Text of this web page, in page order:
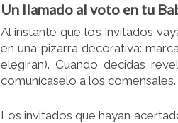
Un llamado al voto en tu
Al instante que los invitados
en una pizarra decorativa:
elegirán). Cuando decidas
comunícaselo a los comensales.
Los invitados que hayan